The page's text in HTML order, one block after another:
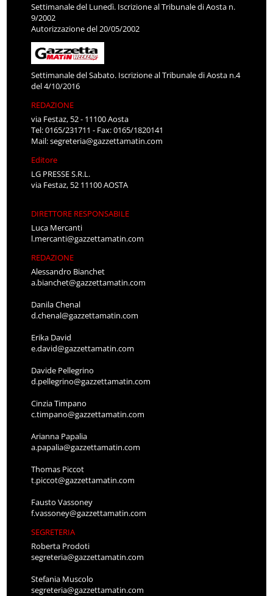
Settimanale del Lunedì. Iscrizione al Tribunale di Aosta n.
9/2002
Autorizzazione del 20/05/2002
Settimanale del Sabato. Iscrizione al Tribunale di Aosta n.4
del 4/10/2016
REDAZIONE
via Festaz, 52 - 11100 Aosta
Tel: 0165/231711 - Fax: 0165/1820141
Mail:segreteria@gazzettamatin.com
Editore
LG PRESSE S.R.L.
via Festaz, 52 11100 AOSTA
DIRETTORE RESPONSABILE
Luca Mercanti
l.mercanti@gazzettamatin.com
REDAZIONE
Alessandro Bianchet
a.bianchet@gazzettamatin.com
Danila Chenal
d.chenal@gazzettamatin.com
Erika David
e.david@gazzettamatin.com
Davide Pellegrino
d.pellegrino@gazzettamatin.com
Cinzia Timpano
c.timpano@gazzettamatin.com
Arianna Papalia
a.papalia@gazzettamatin.com
Thomas Piccot
t.piccot@gazzettamatin.com
Fausto Vassoney
f.vassoney@gazzettamatin.com
SEGRETERIA
Roberta Prodoti
segreteria@gazzettamatin.com
Stefania Muscolo
segreteria@gazzettamatin.com